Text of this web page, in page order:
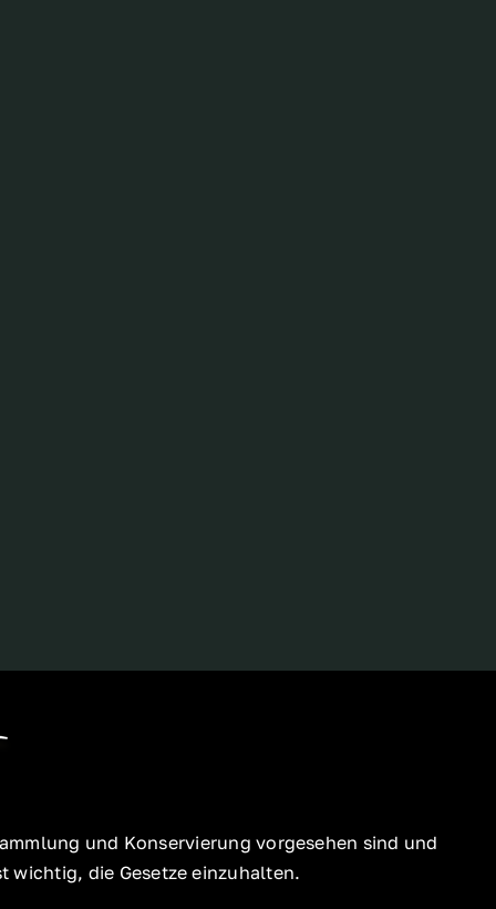
und Konservierung vorgesehen sind und
wichtig, die Gesetze einzuhalten.